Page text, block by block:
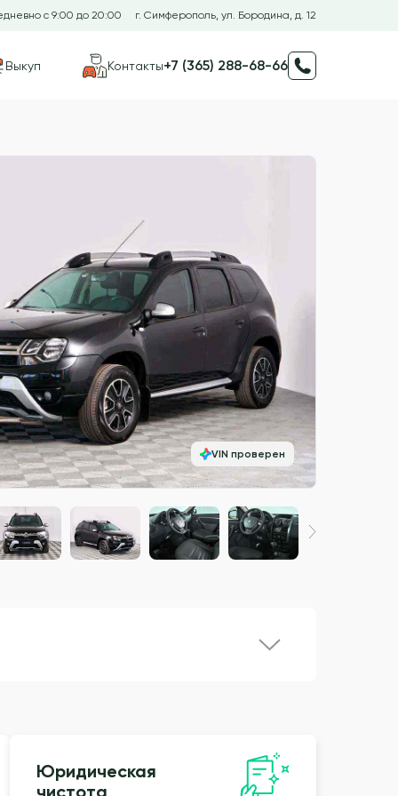
с 9:00 до 20:00 г. Симферополь, ул. Бородина, д. 12
Выкуп Контакты+7 (365) 288-68-66
VIN проверен
Юридическая
чистота